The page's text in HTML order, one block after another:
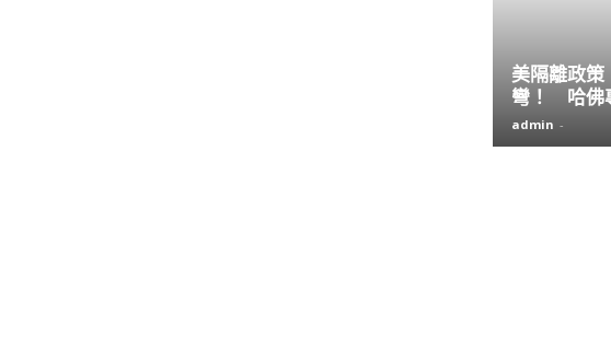
美隔離政
彎！ 哈佛
admin -